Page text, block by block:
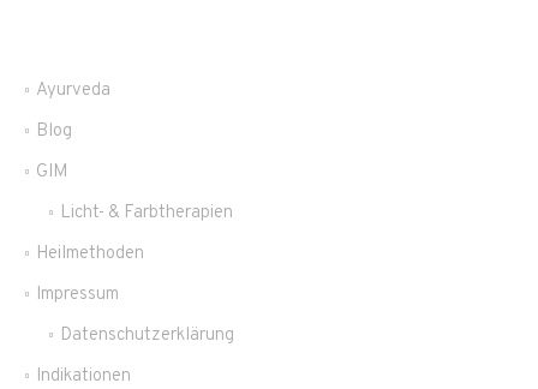
Ayurveda
Blog
GIM
Licht- & Farbtherapien
Heilmethoden
Impressum
Datenschutzerklärung
Indikationen